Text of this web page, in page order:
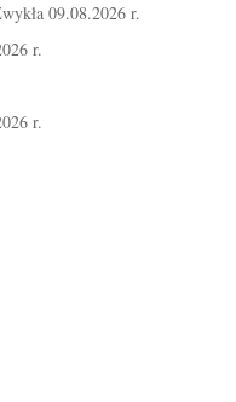
09.08.2026 r.
r.
r.